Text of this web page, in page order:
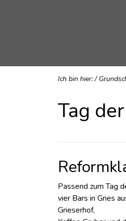
Ich bin hier:/
Tag
Passend zum Tag
vier Bars in Gries
Grieserhof,